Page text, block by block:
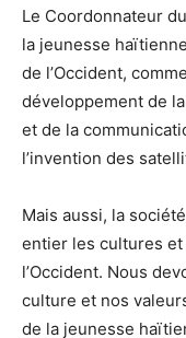
Le Coordonnateur
la jeunesse
de l’Occident,
développement de
et de la
l’invention des
Mais aussi, la
entier les cultures
l’Occident. Nous
culture et nos
de la jeunesse